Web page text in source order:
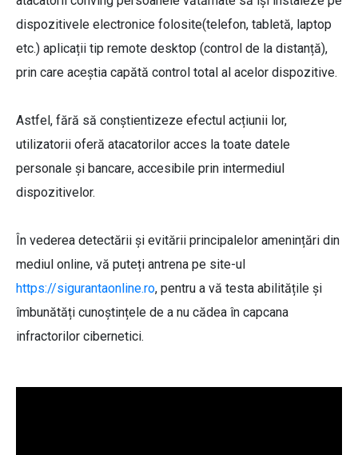
dispozitivele electronice folosite(telefon, tabletă, laptop
etc.) aplicații tip remote desktop (control de la distanță),
prin care aceștia capătă control total al acelor dispozitive.
Astfel, fără să conștientizeze efectul acțiunii lor,
utilizatorii oferă atacatorilor acces la toate datele
personale și bancare, accesibile prin intermediul
dispozitivelor.
În vederea detectării și evitării principalelor amenințări din
mediul online, vă puteți antrena pe site-ul
https://sigurantaonline.ro, pentru a vă testa abilitățile și
îmbunătăți cunoștințele de a nu cădea în capcana
infractorilor cibernetici.